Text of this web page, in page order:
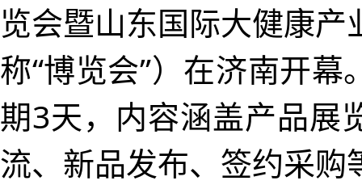
览会暨山东国际大健康产
称“博览会”）在济南开幕
期3天，内容涵盖产品展
流、新品发布、签约采购